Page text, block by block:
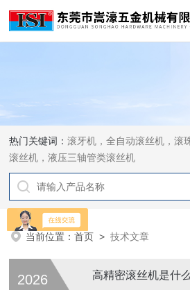
热门关键词：滚牙机，全自动滚丝机，滚
滚丝机，液压三轴管类滚丝机
当前位置：首页 >技术文章
2026